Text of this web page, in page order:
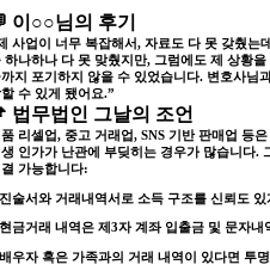
이○○님의 후기
사업이 너무 복잡해서, 자료도 다 못 갖췄는
하나하나 다 못 맞췄지만, 그럼에도 제 상황
지 포기하지 않을 수 있었습니다. 변호사님
수 있게 됐어요.”
법무법인 그날의 조언
리셀업, 중고 거래업, SNS 기반 판매업 등
인가가 난관에 부딪히는 경우가 많습니다.
가능합니다:
술서와 거래내역서로 소득 구조를 신뢰도 있
금거래 내역은 제3자 계좌 입출금 및 문자내
우자 혹은 가족과의 거래 내역이 있다면 투